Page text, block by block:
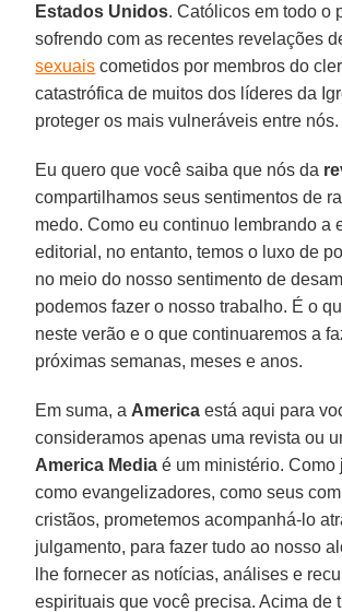
Estados Unidos. Católicos em todo o
sofrendo com as recentes revelações
sexuais cometidos por membros do
catastrófica de muitos dos líderes da
proteger os mais vulneráveis entre nós.
Eu quero que você saiba que nós da
compartilhamos seus sentimentos de
medo. Como eu continuo lembrando a
editorial, no entanto, temos o luxo de
no meio do nosso sentimento de
podemos fazer o nosso trabalho. É o
neste verão e o que continuaremos a
próximas semanas, meses e anos.
Em suma, a America está aqui para
consideramos apenas uma revista ou
America Media é um ministério. Como
como evangelizadores, como seus
cristãos, prometemos acompanhá-lo
julgamento, para fazer tudo ao nosso
lhe fornecer as notícias, análises e
espirituais que você precisa. Acima de